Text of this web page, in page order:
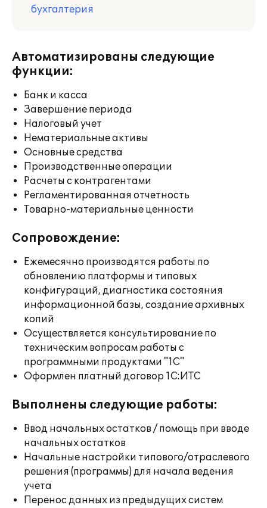
бухгалтерия
Автоматизированы следующие
функции:
Банк и касса
Завершение периода
Налоговый учет
Нематериальные активы
Основные средства
Производственные операции
Расчеты с контрагентами
Регламентированная отчетность
Товарно-материальные ценности
Сопровождение:
Ежемесячно производятся работы по
обновлению платформы и типовых
конфигураций, диагностика состояния
информационной базы, создание архивных
копий
Осуществляется консультирование по
техническим вопросам работы с
программными продуктами "1С"
Оформлен платный договор 1С:ИТС
Выполнены следующие работы:
Ввод начальных остатков / помощь при вводе
начальных остатков
Начальные настройки типового/отраслевого
решения (программы) для начала ведения
учета
Перенос данных из предыдущих систем